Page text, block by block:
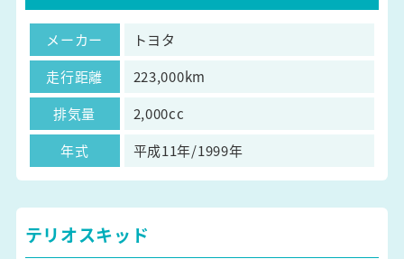
メーカー
トヨタ
走行距離
223,000km
排気量
2,000cc
年式
平成11年/1999年
テリオスキッド